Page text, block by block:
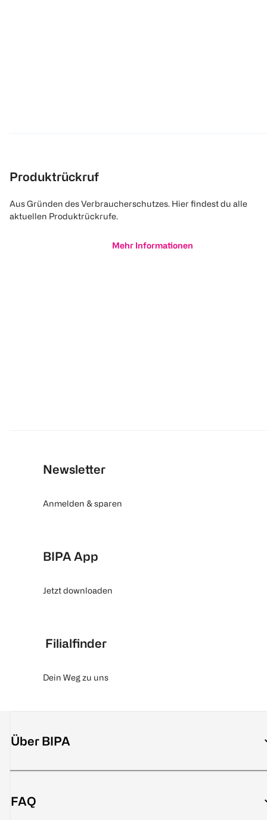
Produktrückruf
Aus Gründen des Verbraucherschutzes. Hier findest du alle
aktuellen Produktrückrufe.
Mehr Informationen
Newsletter
Anmelden & sparen
BIPA App
Jetzt downloaden
Filialfinder
Dein Weg zu uns
Über BIPA
FAQ